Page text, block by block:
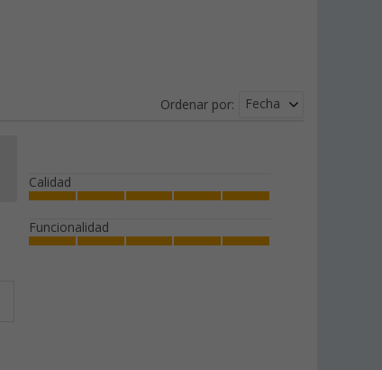
Ordenar por: Fecha
Calidad
Funcionalidad